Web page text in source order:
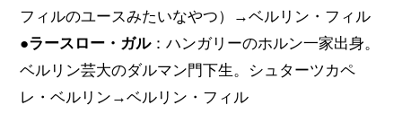
フィルのユースみたいなやつ）→ベルリン・フィル
●ラースロー・ガル：ハンガリーのホルン一家出身。
ベルリン芸大のダルマン門下生。シュターツカペ
レ・ベルリン→ベルリン・フィル